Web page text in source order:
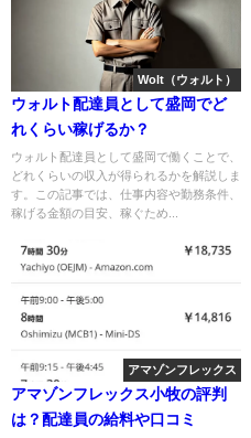
Wolt（ウォルト）
ウォルト配達員として盛岡でど
れくらい稼げるか？
ウォルト配達員として盛岡で働くことで、
どれくらいの収入が得られるかを解説しま
す。この記事では、仕事内容や勤務条件、
稼げる金額の目安、稼ぐため...
アマゾンフレックス
アマゾンフレックス小牧の評判
は？配達員の給料や口コミ